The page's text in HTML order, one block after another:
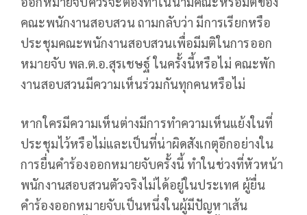
คณะพนักงานสอบสวน ถามกลับว่า มีการเรียกหรือ
ประชุมคณะพนักงานสอบสวนเพื่อมีมติในการออก
หมายจับ พล.ต.อ.สุรเชษฐ์ ในครั้งนี้หรือไม่ คณะพัก
งานสอบสวนมีความเห็นร่วมกันทุกคนหรือไม่
หากใครมีความเห็นต่างมีการทำความเห็นแย้งในที่
ประชุมไว้หรือไม่และเป็นที่น่าผิดสังเกตุอีกอย่างใน
การยื่นคำร้องออกหมายจับครั้งนี้ ทำในช่วงที่หัวหน้า
พนักงานสอบสวนตัวจริงไม่ได้อยู่ในประเทศ ผู้ยื่น
คำร้องออกหมายจับเป็นหนึ่งในผู้มีปัญหาเส้น